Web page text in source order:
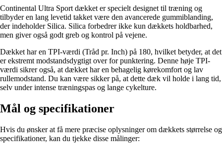
Continental Ultra Sport dækket er specielt designet til træning og
tilbyder en lang levetid takket være den avancerede gummiblanding,
der indeholder Silica. Silica forbedrer ikke kun dækkets holdbarhed,
men giver også godt greb og kontrol på vejene.
Dækket har en TPI-værdi (Tråd pr. Inch) på 180, hvilket betyder, at det
er ekstremt modstandsdygtigt over for punktering. Denne høje TPI-
værdi sikrer også, at dækket har en behagelig kørekomfort og lav
rullemodstand. Du kan være sikker på, at dette dæk vil holde i lang tid,
selv under intense træningspas og lange cykelture.
Mål og specifikationer
Hvis du ønsker at få mere præcise oplysninger om dækkets størrelse og
specifikationer, kan du tjekke disse målinger: